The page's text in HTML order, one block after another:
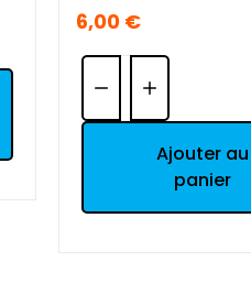
6,00 €
Quantité:
Ajouter au
panier